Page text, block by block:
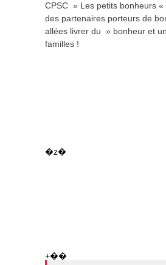
CPSC » Les petits bonheurs «
des partenaires porteurs de
allées livrer du » bonheur et
familles !
�z�
+��